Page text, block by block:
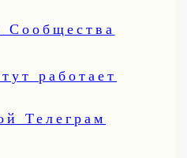
Сообщества
работает
Телеграм